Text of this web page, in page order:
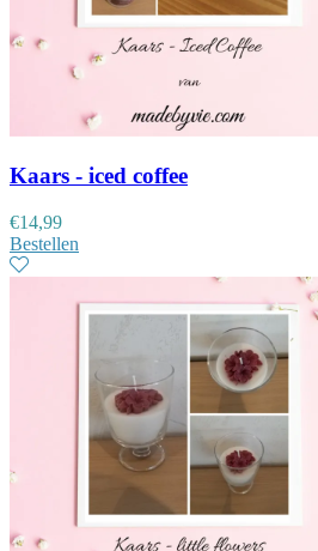
Kaars - iced coffee
€14,99
Bestellen